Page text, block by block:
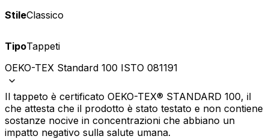
StileClassico
TipoTappeti
OEKO-TEX Standard 100 ISTO 081191
Il tappeto è certificato OEKO-TEX® STANDARD 100, il
che attesta che il prodotto è stato testato e non contiene
sostanze nocive in concentrazioni che abbiano un
impatto negativo sulla salute umana.